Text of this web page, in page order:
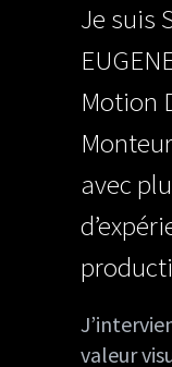
Je suis
Motion
avec
valeur